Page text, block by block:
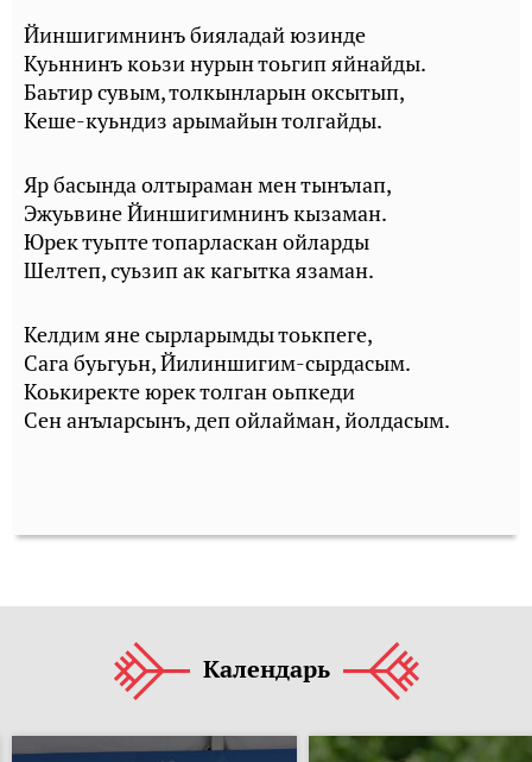
Йиншигимнинъ бияладай юзинде
Куьннинъ коьзи нурын тоьгип яйнайды.
Баьтир сувым, толкынларын оксытып,
Кеше-куьндиз арымайын толгайды.
Яр басында олтыраман мен тынълап,
Эжуьвине Йиншигимнинъ кызаман.
Юрек туьпте топарласкан ойларды
Шелтеп, суьзип ак кагытка язаман.
Келдим яне сырларымды тоькпеге,
Сага буьгуьн, Йилиншигим-сырдасым.
Коькиректе юрек толган оьпкеди
Сен анъларсынъ, деп ойлайман, йолдасым.
Календарь